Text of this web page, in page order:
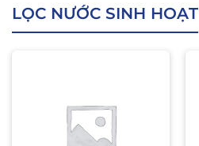
LỌC NƯỚC SINH HOẠT